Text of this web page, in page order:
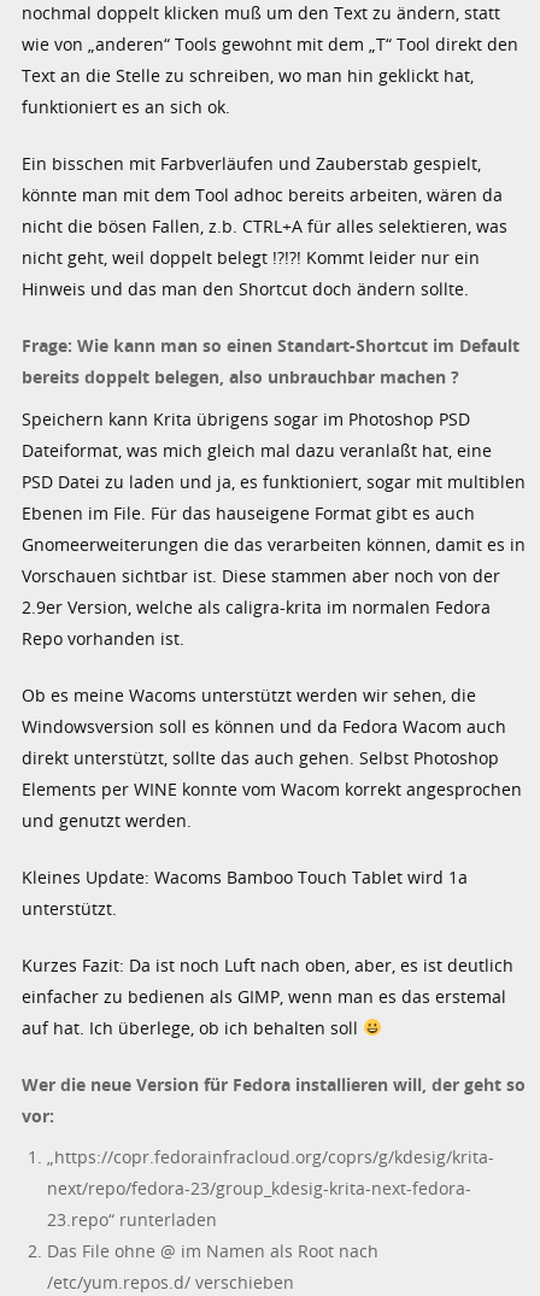
nochmal doppelt klicken muß um den Text zu ändern, statt
wie von „anderen“ Tools gewohnt mit dem „T“ Tool direkt den
Text an die Stelle zu schreiben, wo man hin geklickt hat,
funktioniert es an sich ok.
Ein bisschen mit Farbverläufen und Zauberstab gespielt,
könnte man mit dem Tool adhoc bereits arbeiten, wären da
nicht die bösen Fallen, z.b. CTRL+A für alles selektieren, was
nicht geht, weil doppelt belegt !?!?! Kommt leider nur ein
Hinweis und das man den Shortcut doch ändern sollte.
Frage: Wie kann man so einen Standart-Shortcut im Default
bereits doppelt belegen, also unbrauchbar machen ?
Speichern kann Krita übrigens sogar im Photoshop PSD
Dateiformat, was mich gleich mal dazu veranlaßt hat, eine
PSD Datei zu laden und ja, es funktioniert, sogar mit multiblen
Ebenen im File. Für das hauseigene Format gibt es auch
Gnomeerweiterungen die das verarbeiten können, damit es in
Vorschauen sichtbar ist. Diese stammen aber noch von der
2.9er Version, welche als caligra-krita im normalen Fedora
Repo vorhanden ist.
Ob es meine Wacoms unterstützt werden wir sehen, die
Windowsversion soll es können und da Fedora Wacom auch
direkt unterstützt, sollte das auch gehen. Selbst Photoshop
Elements per WINE konnte vom Wacom korrekt angesprochen
und genutzt werden.
Kleines Update: Wacoms Bamboo Touch Tablet wird 1a
unterstützt.
Kurzes Fazit: Da ist noch Luft nach oben, aber, es ist deutlich
einfacher zu bedienen als GIMP, wenn man es das erstemal
auf hat. Ich überlege, ob ich behalten soll
Wer die neue Version für Fedora installieren will, der geht so
vor:
„https://copr.fedorainfracloud.org/coprs/g/kdesig/krita-
next/repo/fedora-23/group_kdesig-krita-next-fedora-
23.repo“ runterladen
Das File ohne @ im Namen als Root nach
/etc/yum.repos.d/ verschieben